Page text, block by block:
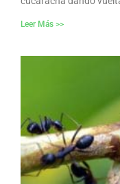
Leer Más >>